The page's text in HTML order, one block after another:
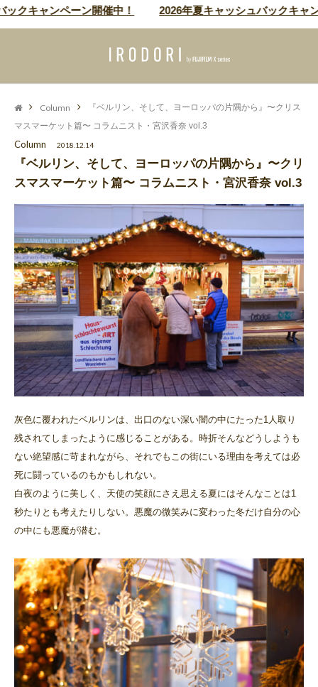
ャンペーン開催中！ 2026年夏キャッシュバックキャンペー
Column
『ベルリン、そして、ヨーロッパの片隅から』〜クリス
マスマーケット篇〜 コラムニスト・宮沢香奈 vol.3
Column 2018.12.14
『ベルリン、そして、ヨーロッパの片隅から』〜クリ
スマスマーケット篇〜 コラムニスト・宮沢香奈 vol.3
灰色に覆われたベルリンは、出口のない深い闇の中にたった1人取り
残されてしまったように感じることがある。時折そんなどうしようも
ない絶望感に苛まれながら、それでもこの街にいる理由を考えては必
死に闘っているのもかもしれない。
白夜のように美しく、天使の笑顔にさえ思える夏にはそんなことは1
秒たりとも考えたりしない。悪魔の微笑みに変わった冬だけ自分の心
の中にも悪魔が潜む。